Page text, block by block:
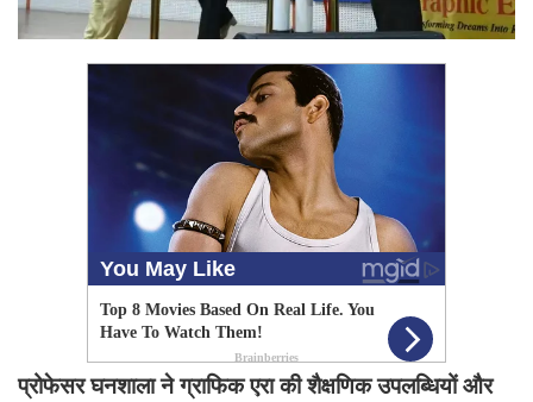
प्रोफेसर घनशाला ने ग्राफिक एरा की शैक्षणिक उपलब्धियों और